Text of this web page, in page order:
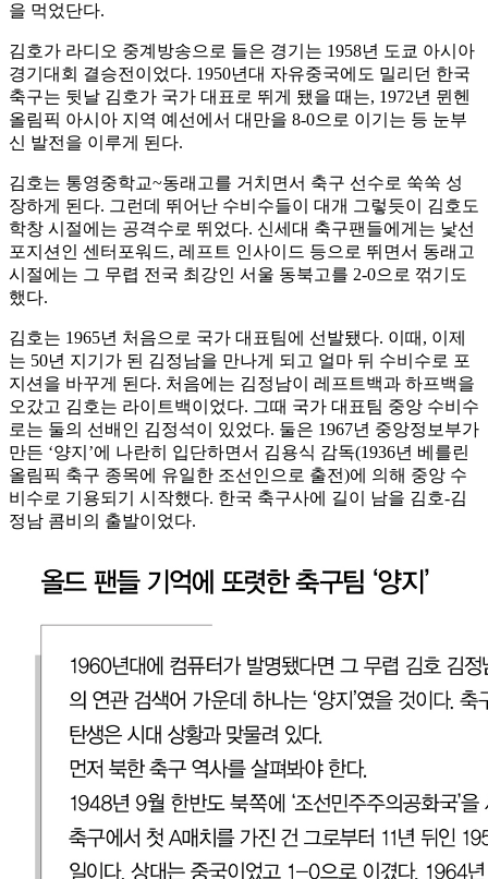
을 먹었단다.
김호가 라디오 중계방송으로 들은 경기는 1958년 도쿄 아시아
경기대회 결승전이었다. 1950년대 자유중국에도 밀리던 한국
축구는 뒷날 김호가 국가 대표로 뛰게 됐을 때는, 1972년 뮌헨
올림픽 아시아 지역 예선에서 대만을 8-0으로 이기는 등 눈부
신 발전을 이루게 된다.
김호는 통영중학교~동래고를 거치면서 축구 선수로 쑥쑥 성
장하게 된다. 그런데 뛰어난 수비수들이 대개 그렇듯이 김호도
학창 시절에는 공격수로 뛰었다. 신세대 축구팬들에게는 낯선
포지션인 센터포워드, 레프트 인사이드 등으로 뛰면서 동래고
시절에는 그 무렵 전국 최강인 서울 동북고를 2-0으로 꺾기도
했다.
김호는 1965년 처음으로 국가 대표팀에 선발됐다. 이때, 이제
는 50년 지기가 된 김정남을 만나게 되고 얼마 뒤 수비수로 포
지션을 바꾸게 된다. 처음에는 김정남이 레프트백과 하프백을
오갔고 김호는 라이트백이었다. 그때 국가 대표팀 중앙 수비수
로는 둘의 선배인 김정석이 있었다. 둘은 1967년 중앙정보부가
만든 ‘양지’에 나란히 입단하면서 김용식 감독(1936년 베를린
올림픽 축구 종목에 유일한 조선인으로 출전)에 의해 중앙 수
비수로 기용되기 시작했다. 한국 축구사에 길이 남을 김호-김
정남 콤비의 출발이었다.